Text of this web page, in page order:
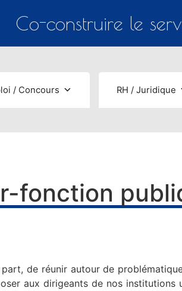
Co-construire le
/ Concours RH / Juridique
fonction
part, de réunir autour de
aux dirigeants de nos